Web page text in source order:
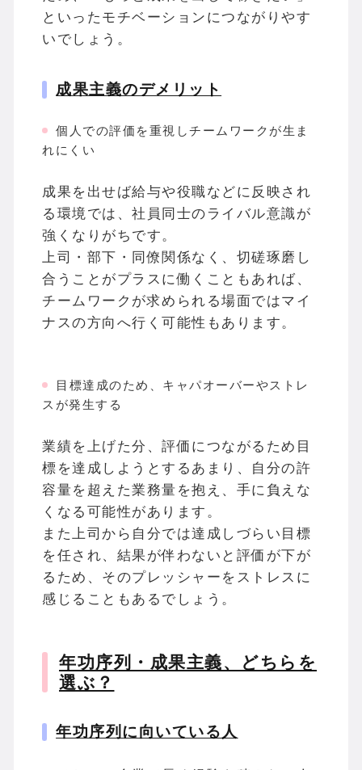
といったモチベーションにつながりやす
いでしょう。
成果主義のデメリット
個人での評価を重視しチームワークが生ま
れにくい
成果を出せば給与や役職などに反映され
る環境では、社員同士のライバル意識が
強くなりがちです。
上司・部下・同僚関係なく、切磋琢磨し
合うことがプラスに働くこともあれば、
チームワークが求められる場面ではマイ
ナスの方向へ行く可能性もあります。
目標達成のため、キャパオーバーやストレ
スが発生する
業績を上げた分、評価につながるため目
標を達成しようとするあまり、自分の許
容量を超えた業務量を抱え、手に負えな
くなる可能性があります。
また上司から自分では達成しづらい目標
を任され、結果が伴わないと評価が下が
るため、そのプレッシャーをストレスに
感じることもあるでしょう。
年功序列・成果主義、どちらを
選ぶ？
年功序列に向いている人